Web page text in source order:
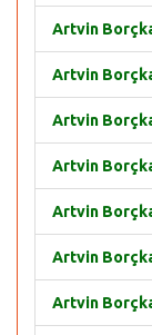
Artvin
Artvin
Artvin
Artvin
Artvin
Artvin
Artvin